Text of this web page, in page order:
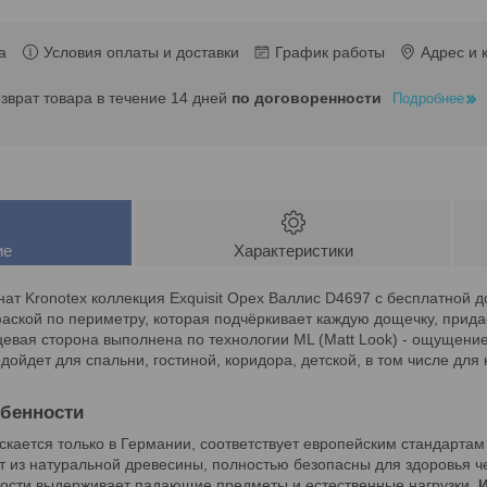
Условия оплаты и доставки График работы Адрес и
товара в течение 14 дней по договоренности Подробнее
Характеристики
Kronotex коллекция Exquisit Орех Валлис D4697 с бесплатной
по периметру, которая подчёркивает каждую дощечку,
сторона выполнена по технологии ML (Matt Look) -
для спальни, гостиной, коридора, детской, в том числе
только в Германии, соответствует европейским
из натуральной древесины, полностью безопасны для здоровья